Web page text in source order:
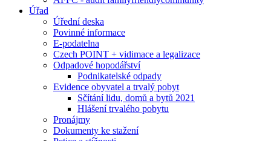
Úřad
Úřední deska
Povinné informace
E-podatelna
Czech POINT + vidimace a legalizace
Odpadové hopodářství
Podnikatelské odpady
Evidence obyvatel a trvalý pobyt
Sčítání lidu, domů a bytů 2021
Hlášení trvalého pobytu
Pronájmy
Dokumenty ke stažení